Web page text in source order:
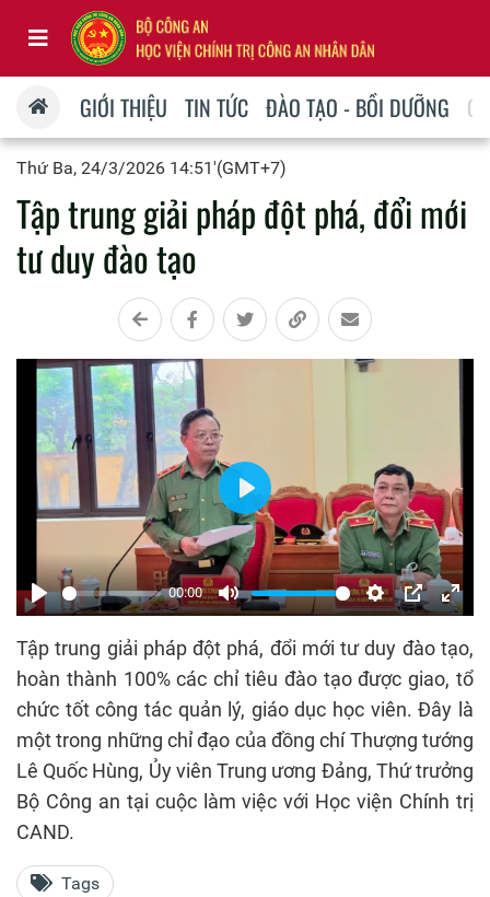
GIỚI THIỆU TIN TỨC ĐÀO TẠO - BỒI DƯỠNG
Thứ Ba, 24/3/2026 14:51'(GMT+7)
Tập trung giải pháp đột phá, đổi mới
tư duy đào tạo
Play
00:00
Mute Settings
PIP Enter
Play
Tập trung giải pháp đột phá, đổi mới tư duy đào tạo,
hoàn thành 100% các chỉ tiêu đào tạo được giao, tổ
chức tốt công tác quản lý, giáo dục học viên. Đây là
một trong những chỉ đạo của đồng chí Thượng tướng
Lê Quốc Hùng, Ủy viên Trung ương Đảng, Thứ trưởng
Bộ Công an tại cuộc làm việc với Học viện Chính trị
CAND.
Tags